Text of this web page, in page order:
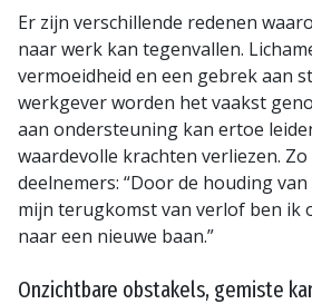
Er zijn verschillende redenen
naar werk kan tegenvallen.
vermoeidheid en een gebrek aan
werkgever worden het vaakst
aan ondersteuning kan ertoe
waardevolle krachten verliezen.
deelnemers: “Door de houding
mijn terugkomst van verlof ben ik
naar een nieuwe baan.”
Onzichtbare obstakels, gemiste